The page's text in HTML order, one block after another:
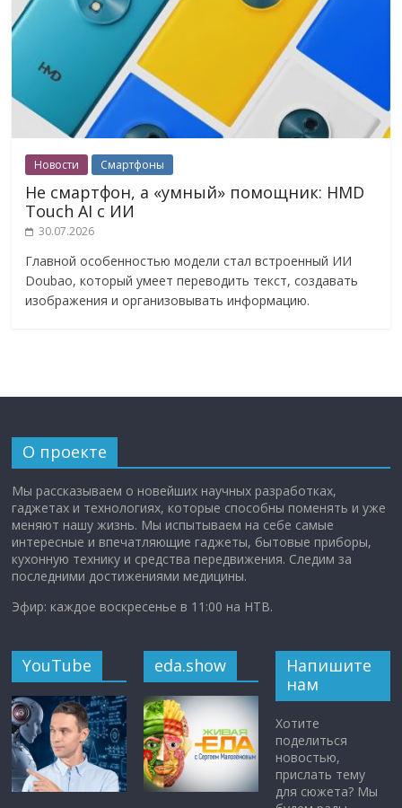
Новости Смартфоны
Не смартфон, а «умный» помощник: HMD
Touch AI с ИИ
30.07.2026
Главной особенностью модели стал встроенный ИИ
Doubao, который умеет переводить текст, создавать
изображения и организовывать информацию.
О проекте
Мы рассказываем о новейших научных разработках,
гаджетах и технологиях, которые способны поменять и уже
меняют нашу жизнь. Мы испытываем на себе самые
интересные и впечатляющие гаджеты, бытовые приборы,
кухонную технику и средства передвижения. Следим за
последними достижениями медицины.
Эфир: каждое воскресенье в 11:00 на НТВ.
YouTube eda.show
Напишите
нам
Хотите
поделиться
новостью,
прислать тему
для сюжета? Мы